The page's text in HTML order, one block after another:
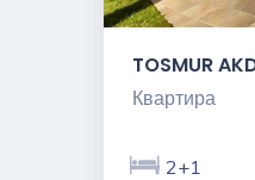
TOSMUR
Квартира
2+1